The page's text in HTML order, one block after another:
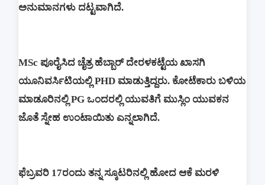
ಅನುಮಾನಗಳು ದಟ್ಟವಾಗಿದೆ.
MSc ಪೂರೈಸಿದ ಚೈತ್ರ ಹೆಬ್ಬಾರ್ ದೇರಳಕಟ್ಟೆಯ ಖಾಸಗಿ
ಯೂನಿವರ್ಸಿಟಿಯಲ್ಲಿ PHD ಮಾಡುತ್ತಿದ್ದರು. ಕೋಟೆಕಾರು ಬಳಿಯ
ಮಾಡೂರಿನಲ್ಲಿ PG ಒಂದರಲ್ಲಿ ಯುವತಿಗೆ ಮುಸ್ಲಿಂ ಯುವಕನ
ಜೊತೆ ಸ್ನೇಹ ಉಂಟಾಯಿತು ಎನ್ನಲಾಗಿದೆ.
ಫೆಬ್ರವರಿ 17ರಂದು ತನ್ನ ಸ್ಕೂಟರಿನಲ್ಲಿ ಹೋದ ಆಕೆ ಮರಳಿ